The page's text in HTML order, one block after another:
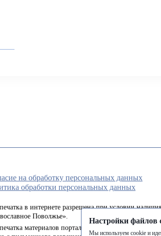
на обработку персональных данных
обработки персональных данных
в интернете разрешена при условии
Поволжье».
материалов портала в печатных изданиях
Настройки файлов
Мы используем cookie и